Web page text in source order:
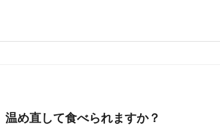
め直して食べられますか？